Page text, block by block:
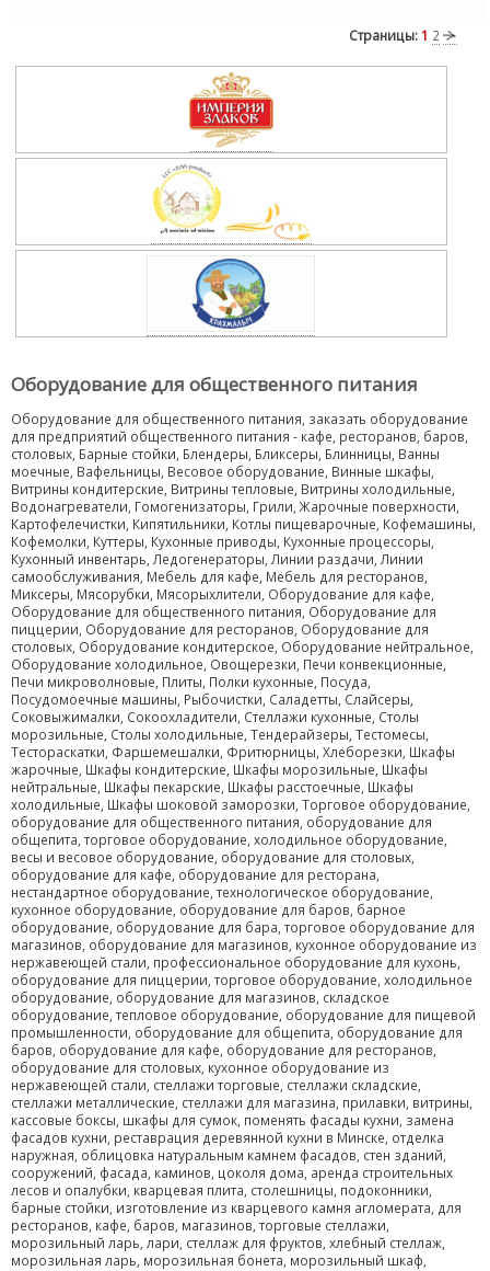
Страницы: 1 2
Оборудование для общественного питания
Оборудование для общественного питания, заказать оборудование
для предприятий общественного питания - кафе, ресторанов, баров,
столовых, Барные стойки, Блендеры, Бликсеры, Блинницы, Ванны
моечные, Вафельницы, Весовое оборудование, Винные шкафы,
Витрины кондитерские, Витрины тепловые, Витрины холодильные,
Водонагреватели, Гомогенизаторы, Грили, Жарочные поверхности,
Картофелечистки, Кипятильники, Котлы пищеварочные, Кофемашины,
Кофемолки, Куттеры, Кухонные приводы, Кухонные процессоры,
Кухонный инвентарь, Ледогенераторы, Линии раздачи, Линии
самообслуживания, Мебель для кафе, Мебель для ресторанов,
Миксеры, Мясорубки, Мясорыхлители, Оборудование для кафе,
Оборудование для общественного питания, Оборудование для
пиццерии, Оборудование для ресторанов, Оборудование для
столовых, Оборудование кондитерское, Оборудование нейтральное,
Оборудование холодильное, Овощерезки, Печи конвекционные,
Печи микроволновые, Плиты, Полки кухонные, Посуда,
Посудомоечные машины, Рыбочистки, Саладетты, Слайсеры,
Соковыжималки, Сокоохладители, Стеллажи кухонные, Столы
морозильные, Столы холодильные, Тендерайзеры, Тестомесы,
Тестораскатки, Фаршемешалки, Фритюрницы, Хлеборезки, Шкафы
жарочные, Шкафы кондитерские, Шкафы морозильные, Шкафы
нейтральные, Шкафы пекарские, Шкафы расстоечные, Шкафы
холодильные, Шкафы шоковой заморозки, Торговое оборудование,
оборудование для общественного питания, оборудование для
общепита, торговое оборудование, холодильное оборудование,
весы и весовое оборудование, оборудование для столовых,
оборудование для кафе, оборудование для ресторана,
нестандартное оборудование, технологическое оборудование,
кухонное оборудование, оборудование для баров, барное
оборудование, оборудование для бара, торговое оборудование для
магазинов, оборудование для магазинов, кухонное оборудование из
нержавеющей стали, профессиональное оборудование для кухонь,
оборудование для пиццерии, торговое оборудование, холодильное
оборудование, оборудование для магазинов, складское
оборудование, тепловое оборудование, оборудование для пищевой
промышленности, оборудование для общепита, оборудование для
баров, оборудование для кафе, оборудование для ресторанов,
оборудование для столовых, кухонное оборудование из
нержавеющей стали, стеллажи торговые, стеллажи складские,
стеллажи металлические, стеллажи для магазина, прилавки, витрины,
кассовые боксы, шкафы для сумок, поменять фасады кухни, замена
фасадов кухни, реставрация деревянной кухни в Минске, отделка
наружная, облицовка натуральным камнем фасадов, стен зданий,
сооружений, фасада, каминов, цоколя дома, аренда строительных
лесов и опалубки, кварцевая плита, столешницы, подоконники,
барные стойки, изготовление из кварцевого камня агломерата, для
ресторанов, кафе, баров, магазинов, торговые стеллажи,
морозильный ларь, лари, стеллаж для фруктов, хлебный стеллаж,
морозильная ларь, морозильная бонета, морозильный шкаф,